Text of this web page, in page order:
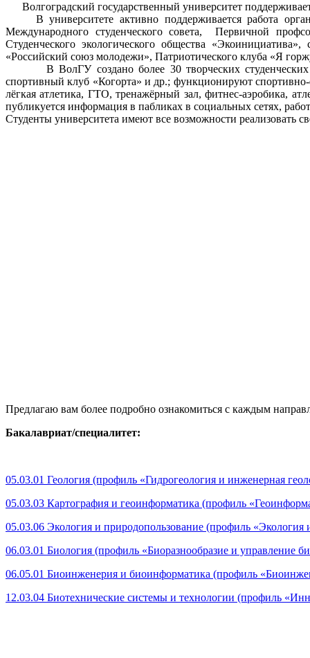
Волгоградский государственный университет
В университете активно поддерживается работа
Международного студенческого совета, Первичной
Студенческого экологического общества
«Российский союз молодежи», Патриотического клуба «Я
В ВолГУ создано более 30 творческих студенческих
спортивный клуб «Когорта» и др.; функционируют
лёгкая атлетика, ГТО, тренажёрный зал, фитнес-аэробика,
публикуется информация в пабликах в социальных сетях,
Студенты университета имеют все возможности реализовать
Предлагаю вам более подробно ознакомиться с каждым
Бакалавриат/специалитет:
05.03.01 Геология (профиль «Гидрогеология и инженерная
05.03.03 Картография и геоинформатика (профиль
05.03.06 Экология и природопользование (профиль
06.03.01 Биология (профиль «Биоразнообразие и управление
06.05.01 Биоинженерия и биоинформатика (профиль
12.03.04 Биотехнические системы и технологии (профиль